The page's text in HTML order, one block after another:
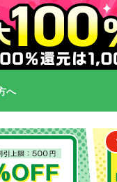
へ